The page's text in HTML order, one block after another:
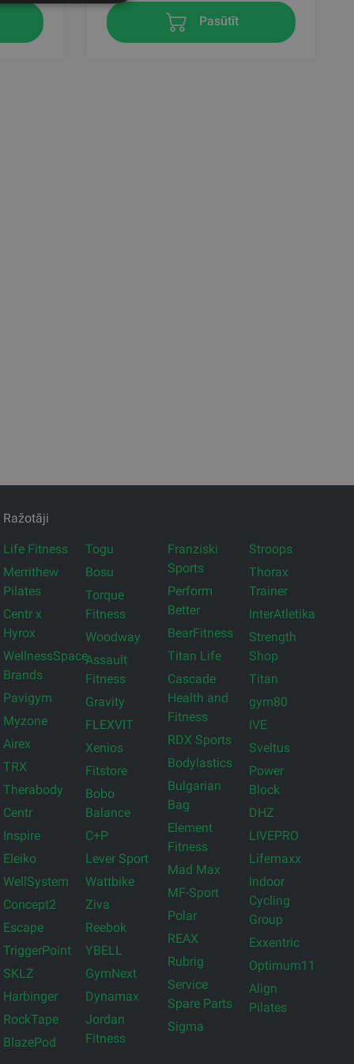
Pasūtīt
Ražotāji
Life Fitness
Merrithew
Pilates
Centr x
Hyrox
WellnessSpace
Brands
Pavigym
Myzone
Airex
TRX
Therabody
Centr
Inspire
Eleiko
WellSystem
Concept2
Escape
TriggerPoint
SKLZ
Harbinger
RockTape
BlazePod
Togu
Bosu
Torque
Fitness
Woodway
Assault
Fitness
Gravity
FLEXVIT
Xenios
Fitstore
Bobo
Balance
C+P
Lever Sport
Wattbike
Ziva
Reebok
YBELL
GymNext
Dynamax
Jordan
Fitness
Franziski
Sports
Perform
Better
BearFitness
Titan Life
Cascade
Health and
Fitness
RDX Sports
Bodylastics
Bulgarian
Bag
Element
Fitness
Mad Max
MF-Sport
Polar
REAX
Rubrig
Service
Spare Parts
Sigma
Stroops
Thorax
Trainer
InterAtletika
Strength
Shop
Titan
gym80
IVE
Sveltus
Power
Block
DHZ
LIVEPRO
Lifemaxx
Indoor
Cycling
Group
Exxentric
Optimum11
Align
Pilates